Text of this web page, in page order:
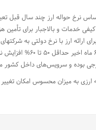
نرخ حواله ارز چند سال قبل
خدمات و بالاجبار برای
ارائه ارز با نرخ دولتی به
بوده و سرویس‌های داخل کشور
به میزان محسوس امکان تغییر